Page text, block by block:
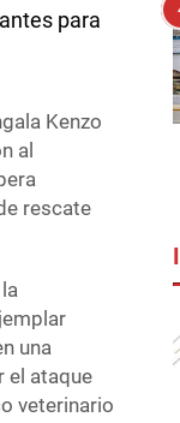
para
Kenzo
al
rescate
una
el ataque
veterinario